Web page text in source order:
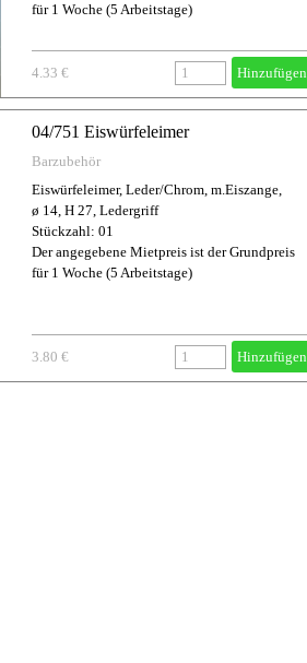
für 1 Woche (5 Arbeitstage)
4.33 € Hinzufügen
04/751 Eiswürfeleimer
Barzubehör
Eiswürfeleimer, Leder/Chrom, m.Eiszange,
ø 14, H 27, Ledergriff
Stückzahl: 01
Der angegebene Mietpreis ist der Grundpreis
für 1 Woche (5 Arbeitstage)
3.80 € Hinzufügen